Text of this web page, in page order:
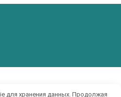
для хранения данных. Продолжая